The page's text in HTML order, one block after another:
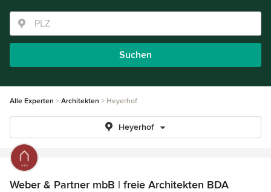
Suchen
Alle Experten Architekten Heyerhof
Heyerhof
Weber & Partner mbB | freie Architekten BDA